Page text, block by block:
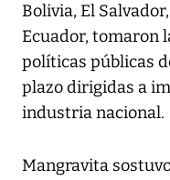
Bolivia, El
Ecuador, tomaron
políticas públicas
plazo dirigidas a
industria nacional.
Mangravita